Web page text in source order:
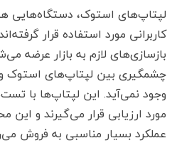
لپتاپ‌های استوک، دستگاه‌هایی
کاربرانی مورد استفاده قرار
بازسازی‌های لازم به بازار عرضه
چشمگیری بین لپتاپ‌های استوک
وجود نمی‌آید. این لپتاپ‌ها با
مورد ارزیابی قرار می‌گیرند و
عملکرد بسیار مناسبی به فروش